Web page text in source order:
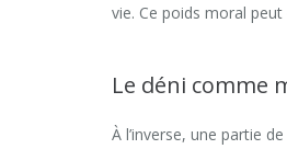
vie. Ce poids moral
Le déni comme
À l’inverse, une partie